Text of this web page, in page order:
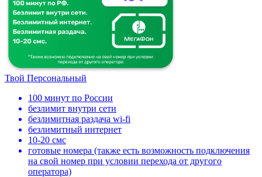
Твой Персональный
100 минут по России
безлимит внутри сети
безлимитная раздача wi-fi
безлимитный интернет
10-20 смс
готовые номера (также есть возможность подключения
на свой номер при условии перехода от другого
оператора)